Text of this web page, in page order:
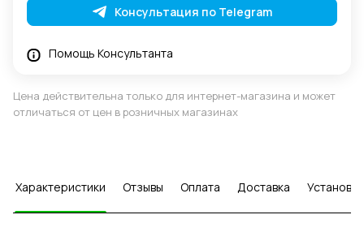
Консультация по Telegram
Помощь Консультанта
Цена действительна только для интернет-магазина и может
отличаться от цен в розничных магазинах
Характеристики Отзывы Оплата Доставка Установка